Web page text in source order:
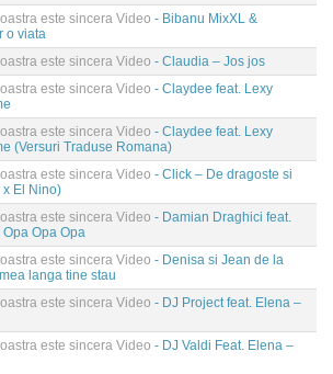
este sincera Video - Bibanu MixXL &
o viata
este sincera Video - Claudia – Jos jos
este sincera Video - Claydee feat. Lexy
este sincera Video - Claydee feat. Lexy
(Versuri Traduse Romana)
este sincera Video - Click – De dragoste si
x El Nino)
este sincera Video - Damian Draghici feat.
Opa Opa
este sincera Video - Denisa si Jean de la
langa tine stau
este sincera Video - DJ Project feat. Elena –
este sincera Video - DJ Valdi Feat. Elena –